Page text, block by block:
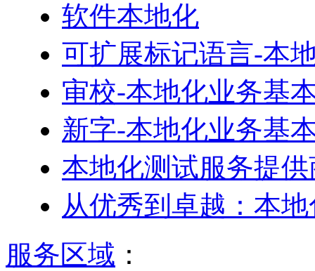
软件本地化
可扩展标记语言-本
审校-本地化业务基
新字-本地化业务基
本地化测试服务提
从优秀到卓越：本
服务区域 ：